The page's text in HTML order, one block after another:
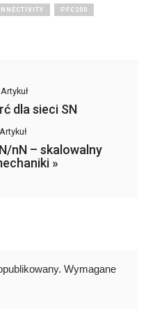
PFC200
dla sieci SN
nN – skalowalny
»
Wymagane